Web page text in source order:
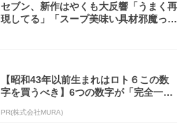
セブン、新作はやくも大反響「うまく再
現してる」「スープ美味い具材邪魔って
【昭和43年以前生まれはロト６この数
字を買うべき】6つの数字が「完全一
PR(株式会社MURA)